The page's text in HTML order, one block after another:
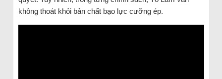
không thoát khỏi bản chất bạo lực cưỡng ép.